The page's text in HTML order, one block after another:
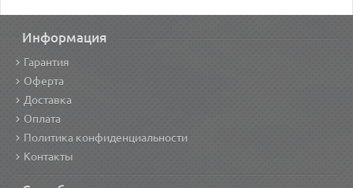
Информация
Гарантия
Оферта
Доставка
Оплата
Политика конфиденциальности
Контакты